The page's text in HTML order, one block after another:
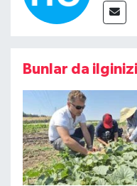
Bunlar da